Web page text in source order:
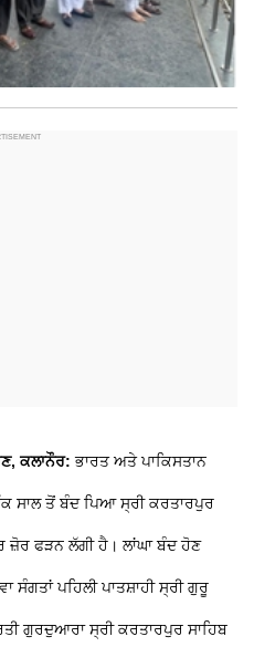
ਕਲਾਨੌਰ:ਭਾਰਤ ਅਤੇ ਪਾਕਿਸਤਾਨ
ਸਾਲ ਤੋਂ ਬੰਦ ਪਿਆ ਸ੍ਰੀ ਕਰਤਾਰਪੁਰ
ਜ਼ੋਰ ਫੜਨ ਲੱਗੀ ਹੈ। ਲਾਂਘਾ ਬੰਦ ਹੋਣ
ਸੰਗਤਾਂ ਪਹਿਲੀ ਪਾਤਸ਼ਾਹੀ ਸ੍ਰੀ ਗੁਰੂ
ਗੁਰਦੁਆਰਾ ਸ੍ਰੀ ਕਰਤਾਰਪੁਰ ਸਾਹਿਬ